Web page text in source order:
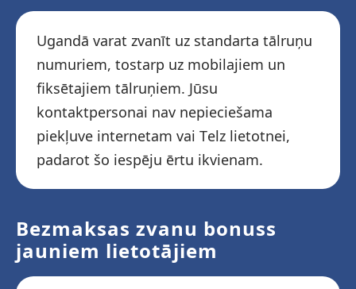
Ugandā varat zvanīt uz standarta tālruņu
numuriem, tostarp uz mobilajiem un
fiksētajiem tālruņiem. Jūsu
kontaktpersonai nav nepieciešama
piekļuve internetam vai Telz lietotnei,
padarot šo iespēju ērtu ikvienam.
Bezmaksas zvanu bonuss
jauniem lietotājiem